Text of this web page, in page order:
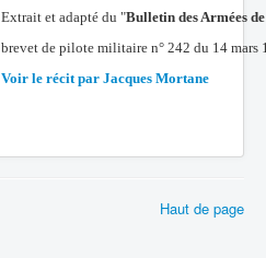
Extrait et adapté du "Bulletin des Armées
brevet de pilote militaire n° 242 du 14 mars
Voir le récit par Jacques Mortane
Haut de page